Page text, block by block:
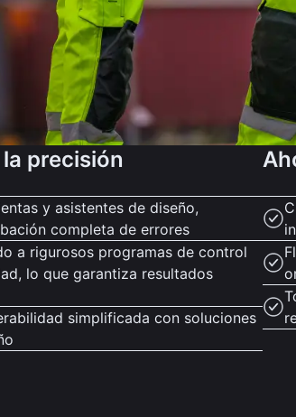
precisión
y asistentes de diseño,
completa de errores
a rigurosos programas de control
lo que garantiza resultados
simplificada con soluciones